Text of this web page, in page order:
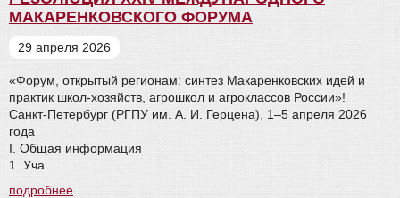
МАКАРЕНКОВСКОГО ФОРУМА
29 апреля 2026
«Форум, открытый регионам: синтез Макаренковских идей и
практик школ-хозяйств, агрошкол и агроклассов России»!
Санкт-Петербург (РГПУ им. А. И. Герцена), 1–5 апреля 2026
года
I. Общая информация
1. Уча...
подробнее